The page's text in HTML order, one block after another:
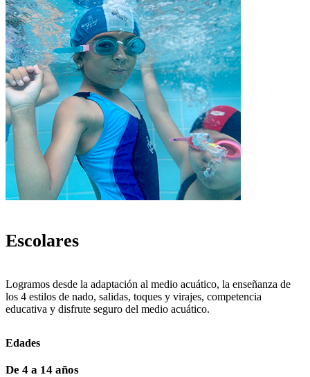
Escolares
Logramos desde la adaptación al medio acuático, la enseñanza de
los 4 estilos de nado, salidas, toques y virajes, competencia
educativa y disfrute seguro del medio acuático.
Edades
De 4 a 14 años